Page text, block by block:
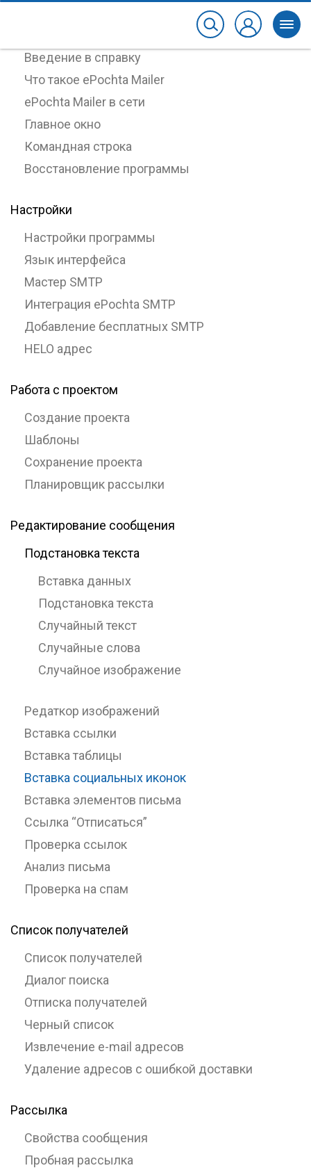
Введение в справку
Что такое ePochta Mailer
ePochta Mailer в сети
Главное окно
Командная строка
Восстановление программы
Настройки
Настройки программы
Язык интерфейса
Мастер SMTP
Интеграция ePochta SMTP
Добавление бесплатных SMTP
HELO адрес
Работа с проектом
Создание проекта
Шаблоны
Сохранение проекта
Планировщик рассылки
Редактирование сообщения
Подстановка текста
Вставка данных
Подстановка текста
Случайный текст
Случайные слова
Случайное изображение
Редаткор изображений
Вставка ссылки
Вставка таблицы
Вставка социальных иконок
Вставка элементов письма
Ссылка “Отписаться”
Проверка ссылок
Анализ письма
Проверка на спам
Список получателей
Список получателей
Диалог поиска
Отписка получателей
Черный список
Извлечение e-mail адресов
Удаление адресов с ошибкой доставки
Рассылка
Свойства сообщения
Пробная рассылка